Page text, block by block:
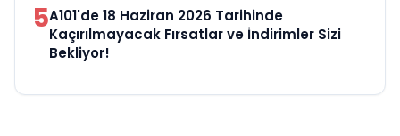
5A101'de 18 Haziran 2026 Tarihinde
Kaçırılmayacak Fırsatlar ve İndirimler Sizi
Bekliyor!